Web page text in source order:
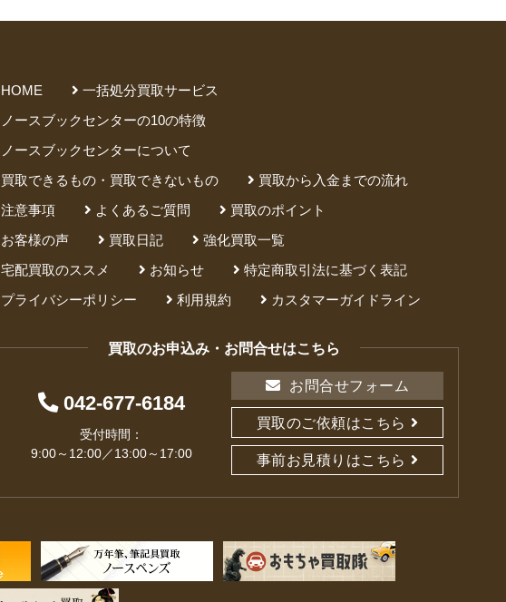
HOME
一括処分買取サービス
ノースブックセンターの10の特徴
ノースブックセンターについて
買取できるもの・買取できないもの
買取から入金までの流れ
注意事項
よくあるご質問
買取のポイント
お客様の声
買取日記
強化買取一覧
宅配買取のススメ
お知らせ
特定商取引法に基づく表記
プライバシーポリシー
利用規約 カスタマーガイドライン
買取のお申込み・お問合せはこちら
042-677-6184
受付時間：
9:00～12:00／13:00～17:00
お問合せフォーム
買取のご依頼はこちら
事前お見積りはこちら